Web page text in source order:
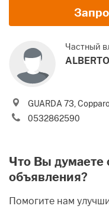
Имя и Фамилия
Email
Телефон (включая
Я соглашаюсь с
Политикой
недвижимости в
от Gate-away.com .
Частный
GUARDA 73,
0532862590
Что Вы думаете
объявления?
Помогите нам